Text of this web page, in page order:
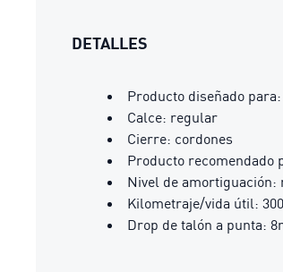
DETALLES
Producto diseñado
Calce: regular
Cierre: cordones
Producto recomendado
Nivel de amortiguación:
Kilometraje/vida útil:
Drop de talón a punta: